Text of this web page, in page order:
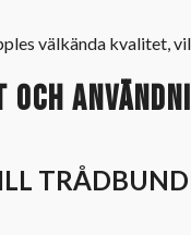
välkända kvalitet,